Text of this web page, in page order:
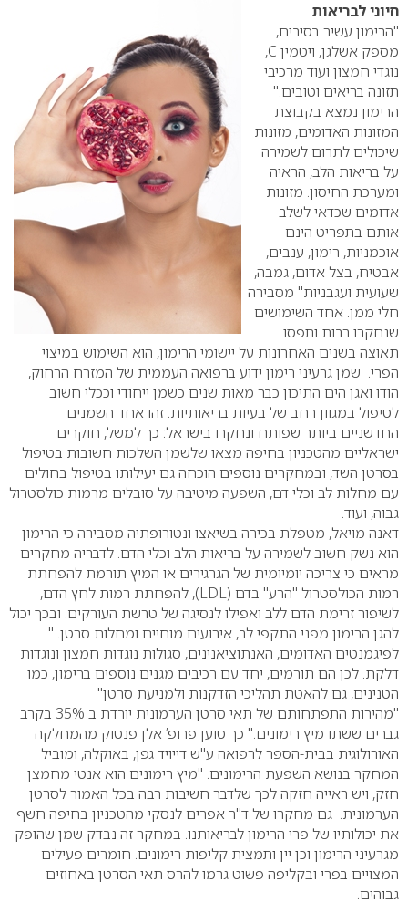
חיוני לבריאות
"הרימון עשיר בסיבים,
מספק אשלגן, ויטמין C,
נוגדי חמצון ועוד מרכיבי
תזונה בריאים וטובים."
הרימון נמצא בקבוצת
המזונות האדומים, מזונות
שיכולים לתרום לשמירה
על בריאות הלב, הראיה
ומערכת החיסון. מזונות
אדומים שכדאי לשלב
אותם בתפריט הינם
אוכמניות, רימון, ענבים,
אבטיח, בצל אדום, גמבה,
שעועית ועגבניות" מסבירה
חלי ממן. אחד השימושים
שנחקרו רבות ותפסו
תאוצה בשנים האחרונות על יישומי הרימון, הוא השימוש במיצוי
הפרי. שמן גרעיני רימון ידוע ברפואה העממית של המזרח הרחוק,
הודו ואגן הים התיכון כבר מאות שנים כשמן ייחודי וככלי חשוב
לטיפול במגוון רחב של בעיות בריאותיות. זהו אחד השמנים
החדשניים ביותר שפותח ונחקרו בישראל: כך למשל, חוקרים
ישראליים מהטכניון בחיפה מצאו שלשמן השלכות חשובות בטיפול
בסרטן השד, ובמחקרים נוספים הוכחה גם יעילותו בטיפול בחולים
עם מחלות לב וכלי דם, השפעה מיטיבה על סובלים מרמות כולסטרול
גבוה, ועוד.
דאנה מויאל, מטפלת בכירה בשיאצו ונטורופתיה מסבירה כי הרימון
הוא נשק חשוב לשמירה על בריאות הלב וכלי הדם. לדבריה מחקרים
מראים כי צריכה יומיומית של הגרגירים או המיץ תורמת להפחתת
רמות הכולסטרול "הרע" בדם (LDL), להפחתת רמות לחץ הדם,
לשיפור זרימת הדם ללב ואפילו לנסיגה של טרשת העורקים. ובכך יכול
להגן הרימון מפני התקפי לב, אירועים מוחיים ומחלות סרטן. "
לפיגמנטים האדומים, האנתוציאנינים, סגולות נוגדות חמצון ונוגדות
דלקת. לכן הם תורמים, יחד עם רכיבים מגנים נוספים ברימון, כמו
הטנינים, גם להאטת תהליכי הזדקנות ולמניעת סרטן"
"מהירות התפתחותם של תאי סרטן הערמונית יורדת ב 35% בקרב
גברים ששתו מיץ רימונים." כך טוען פרופ’ אלן פנטוק מהמחלקה
האורולוגית בבית-הספר לרפואה ע"ש דייויד גפן, באוקלה, ומוביל
המחקר בנושא השפעת הרימונים. "מיץ רימונים הוא אנטי מחמצן
חזק, ויש ראייה חזקה לכך שלדבר חשיבות רבה בכל האמור לסרטן
הערמונית. גם מחקרו של ד"ר אפרים לנסקי מהטכניון בחיפה חשף
את יכולותיו של פרי הרימון לבריאותנו. במחקר זה נבדק שמן שהופק
מגרעיני הרימון וכן יין ותמצית קליפות רימונים. חומרים פעילים
המצויים בפרי ובקליפה פשוט גרמו להרס תאי הסרטן באחוזים
גבוהים.